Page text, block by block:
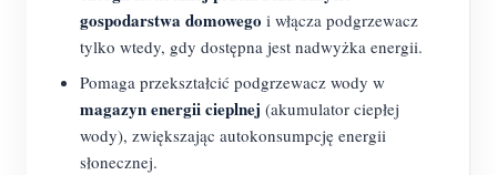
gospodarstwa domowego i włącza podgrzewacz
tylko wtedy, gdy dostępna jest nadwyżka energii.
Pomaga przekształcić podgrzewacz wody w
magazyn energii cieplnej (akumulator ciepłej
wody), zwiększając autokonsumpcję energii
słonecznej.